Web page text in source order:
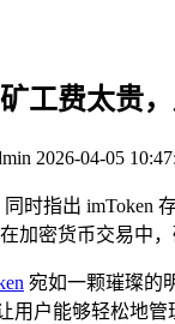
工费太贵
2026-04-05
时指出
加密货币交易中
宛如一颗璀璨的
用户能够轻松地